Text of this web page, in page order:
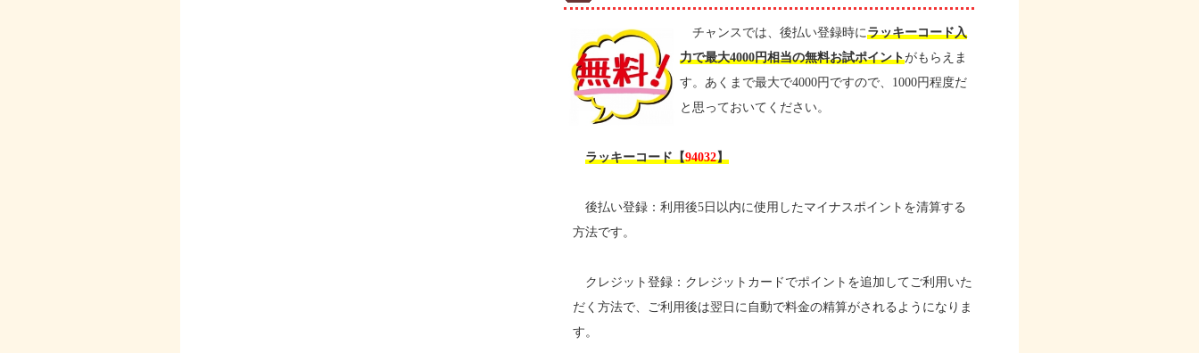
チャンスでは、後払い登録時にラッキーコード入
力で最大4000円相当の無料お試ポイントがもらえま
す。あくまで最大で4000円ですので、1000円程度だ
と思っておいてください。
ラッキーコード【94032】
後払い登録：利用後5日以内に使用したマイナスポイントを清算する
方法です。
クレジット登録：クレジットカードでポイントを追加してご利用いた
だく方法で、ご利用後は翌日に自動で料金の精算がされるようになりま
す。